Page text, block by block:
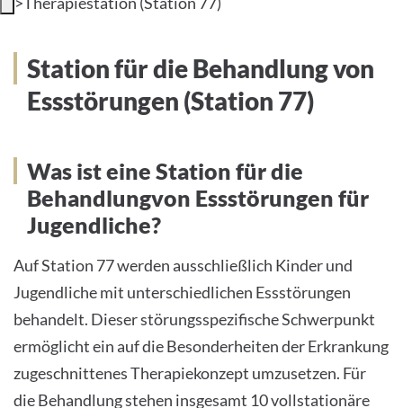
PRESS
English
Impressum
Datenschutz
Station für die Behandlung von
Essstörungen (Station 77)
Was ist eine Station für die
Behandlungvon Essstörungen für
Jugendliche?
Auf Station 77 werden ausschließlich Kinder und
Jugendliche mit unterschiedlichen Essstörungen
behandelt. Dieser störungsspezifische Schwerpunkt
ermöglicht ein auf die Besonderheiten der Erkrankung
zugeschnittenes Therapiekonzept umzusetzen. Für
die Behandlung stehen insgesamt 10 vollstationäre